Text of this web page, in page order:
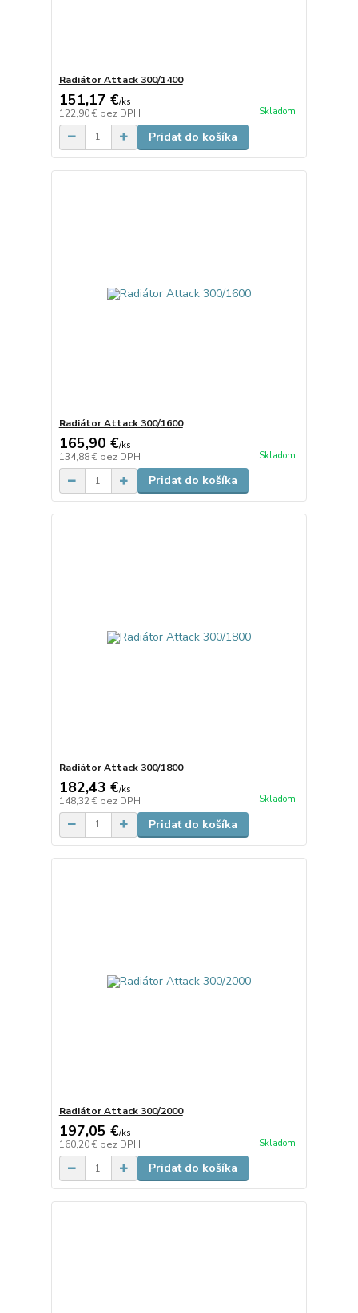
Radiátor Attack 300/1400
151,17 €/ks
122,90 € bez DPH Skladom
Pridať do košíka
Radiátor Attack 300/1600
165,90 €/ks
134,88 € bez DPH Skladom
Pridať do košíka
Radiátor Attack 300/1800
182,43 €/ks
148,32 € bez DPH Skladom
Pridať do košíka
Radiátor Attack 300/2000
197,05 €/ks
160,20 € bez DPH Skladom
Pridať do košíka